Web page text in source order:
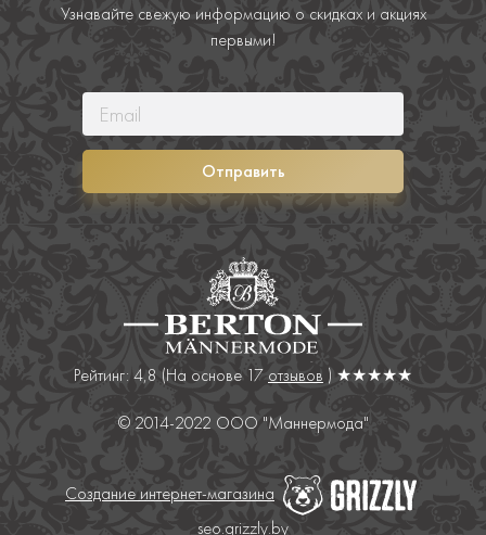
Рейтинг: 4,8 (На основе 17 отзывов ) ★★★★★
© 2014-2022 ООО "Маннермода"
Создание интернет-магазина
seo.grizzly.by
Узнавайте свежую информацию о скидках и акциях
первыми!
Отправить